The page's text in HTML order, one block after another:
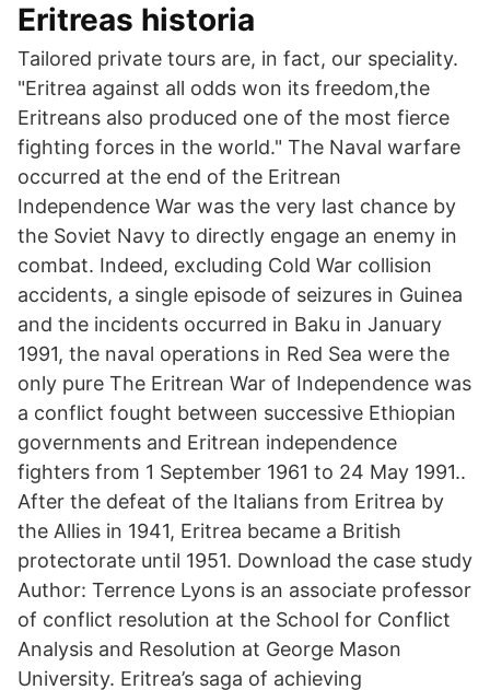
Eritreas historia
Tailored private tours are, in fact, our speciality.
"Eritrea against all odds won its freedom,the
Eritreans also produced one of the most fierce
fighting forces in the world." The Naval warfare
occurred at the end of the Eritrean
Independence War was the very last chance by
the Soviet Navy to directly engage an enemy in
combat. Indeed, excluding Cold War collision
accidents, a single episode of seizures in Guinea
and the incidents occurred in Baku in January
1991, the naval operations in Red Sea were the
only pure The Eritrean War of Independence was
a conflict fought between successive Ethiopian
governments and Eritrean independence
fighters from 1 September 1961 to 24 May 1991..
After the defeat of the Italians from Eritrea by
the Allies in 1941, Eritrea became a British
protectorate until 1951. Download the case study
Author: Terrence Lyons is an associate professor
of conflict resolution at the School for Conflict
Analysis and Resolution at George Mason
University. Eritrea’s saga of achieving